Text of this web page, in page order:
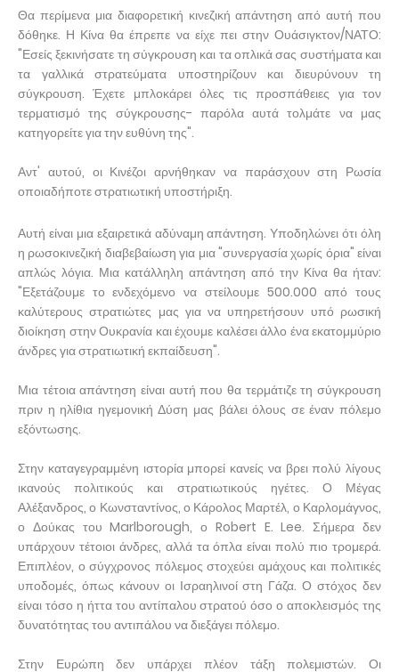
Θα περίμενα μια διαφορετική κινεζική απάντηση από αυτή που
δόθηκε. Η Κίνα θα έπρεπε να είχε πει στην Ουάσιγκτον/ΝΑΤΟ:
"Εσείς ξεκινήσατε τη σύγκρουση και τα οπλικά σας συστήματα και
τα γαλλικά στρατεύματα υποστηρίζουν και διευρύνουν τη
σύγκρουση. Έχετε μπλοκάρει όλες τις προσπάθειες για τον
τερματισμό της σύγκρουσης- παρόλα αυτά τολμάτε να μας
κατηγορείτε για την ευθύνη της".
Αντ' αυτού, οι Κινέζοι αρνήθηκαν να παράσχουν στη Ρωσία
οποιαδήποτε στρατιωτική υποστήριξη.
Αυτή είναι μια εξαιρετικά αδύναμη απάντηση. Υποδηλώνει ότι όλη
η ρωσοκινεζική διαβεβαίωση για μια "συνεργασία χωρίς όρια" είναι
απλώς λόγια. Μια κατάλληλη απάντηση από την Κίνα θα ήταν:
"Εξετάζουμε το ενδεχόμενο να στείλουμε 500.000 από τους
καλύτερους στρατιώτες μας για να υπηρετήσουν υπό ρωσική
διοίκηση στην Ουκρανία και έχουμε καλέσει άλλο ένα εκατομμύριο
άνδρες για στρατιωτική εκπαίδευση".
Μια τέτοια απάντηση είναι αυτή που θα τερμάτιζε τη σύγκρουση
πριν η ηλίθια ηγεμονική Δύση μας βάλει όλους σε έναν πόλεμο
εξόντωσης.
Στην καταγεγραμμένη ιστορία μπορεί κανείς να βρει πολύ λίγους
ικανούς πολιτικούς και στρατιωτικούς ηγέτες. Ο Μέγας
Αλέξανδρος, ο Κωνσταντίνος, ο Κάρολος Μαρτέλ, ο Καρλομάγνος,
ο Δούκας του Marlborough, ο Robert E. Lee. Σήμερα δεν
υπάρχουν τέτοιοι άνδρες, αλλά τα όπλα είναι πολύ πιο τρομερά.
Επιπλέον, ο σύγχρονος πόλεμος στοχεύει αμάχους και πολιτικές
υποδομές, όπως κάνουν οι Ισραηλινοί στη Γάζα. Ο στόχος δεν
είναι τόσο η ήττα του αντίπαλου στρατού όσο ο αποκλεισμός της
δυνατότητας του αντιπάλου να διεξάγει πόλεμο.
Στην Ευρώπη δεν υπάρχει πλέον τάξη πολεμιστών. Οι